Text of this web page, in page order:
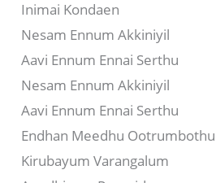
Inimai Kondaen
Nesam Ennum Akkiniyil
Aavi Ennum Ennai Serthu
Nesam Ennum Akkiniyil
Aavi Ennum Ennai Serthu
Endhan Meedhu Ootrumbothu
Kirubayum Varangalum